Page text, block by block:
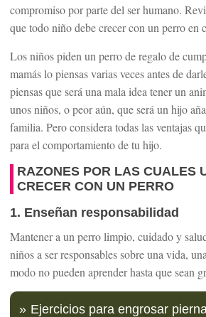
compromiso por parte del ser humano.
que todo niño debe crecer con un perro en
Los niños piden un perro de regalo de
mamás lo piensas varias veces antes de
piensas que será una mala idea tener un
unos niños, o peor aún, que será un hijo
familia. Pero considera todas las ventajas
para el comportamiento de tu hijo.
RAZONES POR LAS CUALES
CRECER CON UN PERRO
1. Enseñan responsabilidad
Mantener a un perro limpio, cuidado y
niños a ser responsables sobre una vida,
modo no pueden aprender hasta que sean
Ejercicios para engrosar